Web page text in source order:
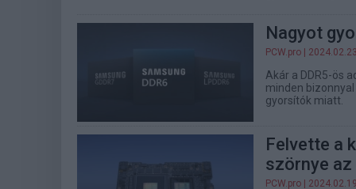
Nagyot
PCW.pro |
Akár a DDR5-ös
minden
gyorsítók miatt.
Felvette a
szörnye
PCW.pro |